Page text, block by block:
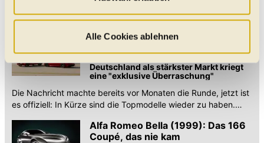
"Auswahl erlauben" können Sie selbst entscheiden,
welche Kategorien Sie zulassen möchten. Es werden nur
Daten verarbeitet, für die Sie uns Ihr Einverständnis
geben. Bitte beachten Sie, dass durch eine
Einschränkung womöglich nicht mehr alle
Funktionalitäten der Website zur Verfügung stehen. Sie
können die Einstellungen jederzeit in unserer
Datenschutzerklärung anpassen.
Alle Cookies ablehnen
Geschichte des Duetto, mit dem alles anfing. Erfahren Sie alles
über Design, Motoren und den Kult.
Offiziell: Alfa Romeo Giulia und
Stelvio Quadrifoglio wieder
bestellbar
Deutschland als stärkster Markt kriegt
eine "exklusive Überraschung"
Die Nachricht machte bereits vor Monaten die Runde, jetzt ist
es offiziell: In Kürze sind die Topmodelle wieder zu haben.
Alfa Romeo Bella (1999): Das 166
Coupé, das nie kam